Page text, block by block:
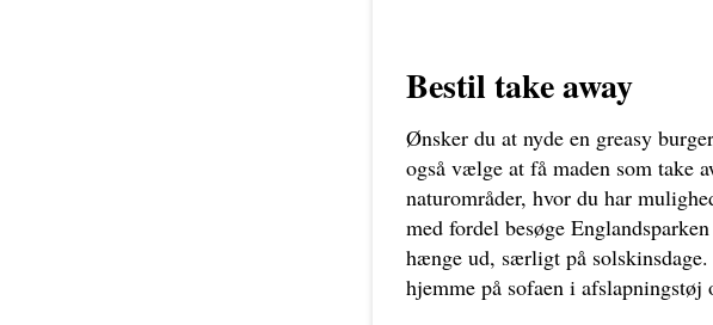
Bestil take away
Ønsker du at nyde en greasy
også vælge at få maden som take
naturområder, hvor du har
med fordel besøge
hænge ud, særligt på
hjemme på sofaen i